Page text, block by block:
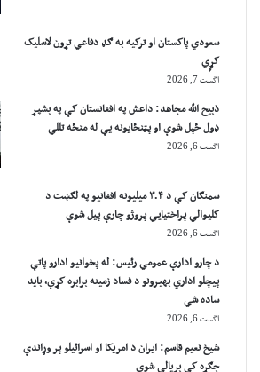
سعودي پاکستان او ترکیه به ګډ دفاعي تړون لاسلیک
کړٍي
اگست 7, 2026
ذبیح الله مجاهد: داعش په افغانستان کې په بشپړ
ډول ځپل شوې او پټنځایونه یې له منځه تللي
اگست 6, 2026
سمنګان کې د ۳.۴ میلیونه افغانیو په لګښت د
کلیوالي پراختیايي پروژو چارې پیل شوې
اگست 6, 2026
د چارو ادارې عمومي رئیس: له پخوانیو ادارو پاتې
پيچلو اداري بهیرونو د فساد زمینه برابره کړې، باید
ساده شي
اگست 6, 2026
شیخ نعیم قاسم: ایران د امریکا او اسرائیلو پر وړاندې
جګړه کې بریالی شوی